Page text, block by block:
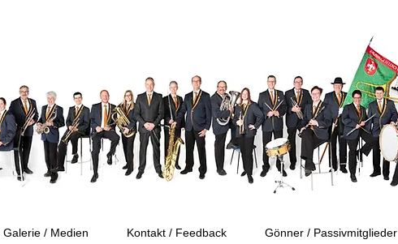
Galerie / Medien Kontakt / Feedback Gönner / Passivmitglieder